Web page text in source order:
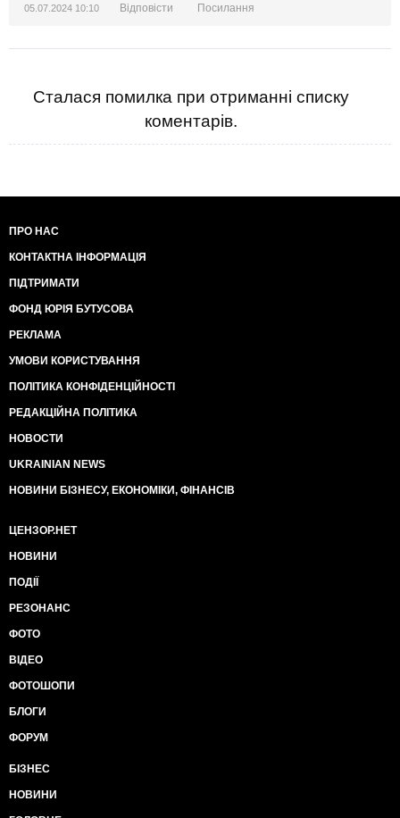
05.07.2024 10:10 Відповісти Посилання
Сталася помилка при отриманні списку
коментарів.
ПРО НАС
КОНТАКТНА ІНФОРМАЦІЯ
ПІДТРИМАТИ
ФОНД ЮРІЯ БУТУСОВА
РЕКЛАМА
УМОВИ КОРИСТУВАННЯ
ПОЛІТИКА КОНФІДЕНЦІЙНОСТІ
РЕДАКЦІЙНА ПОЛІТИКА
НОВОСТИ
UKRAINIAN NEWS
НОВИНИ БІЗНЕСУ, ЕКОНОМІКИ, ФІНАНСІВ
ЦЕНЗОР.НЕТ
НОВИНИ
ПОДІЇ
РЕЗОНАНС
ФОТО
ВІДЕО
ФОТОШОПИ
БЛОГИ
ФОРУМ
БІЗНЕС
НОВИНИ